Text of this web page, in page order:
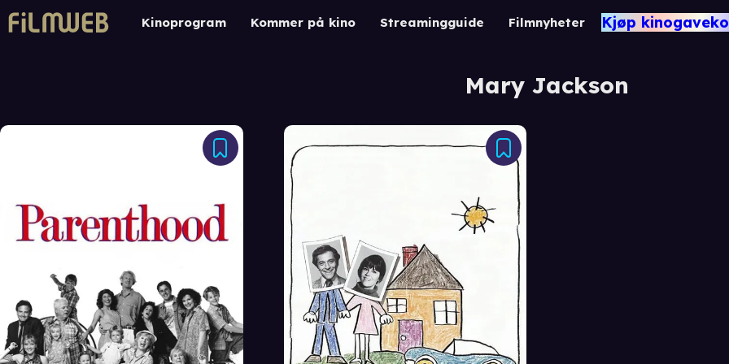
Kinoprogram Kommer på kino Streamingguide Filmnyheter Kjøp
Mary Jackson